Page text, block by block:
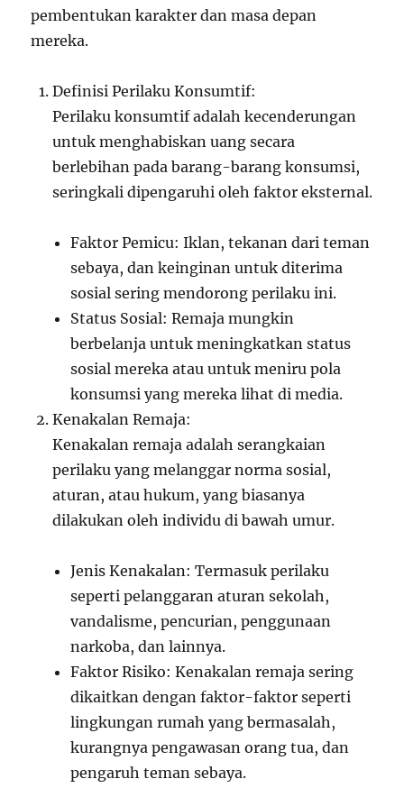
pembentukan karakter dan masa depan
mereka.
Definisi Perilaku Konsumtif:
Perilaku konsumtif adalah kecenderungan
untuk menghabiskan uang secara
berlebihan pada barang-barang konsumsi,
seringkali dipengaruhi oleh faktor eksternal.
Faktor Pemicu: Iklan, tekanan dari teman
sebaya, dan keinginan untuk diterima
sosial sering mendorong perilaku ini.
Status Sosial: Remaja mungkin
berbelanja untuk meningkatkan status
sosial mereka atau untuk meniru pola
konsumsi yang mereka lihat di media.
Kenakalan Remaja:
Kenakalan remaja adalah serangkaian
perilaku yang melanggar norma sosial,
aturan, atau hukum, yang biasanya
dilakukan oleh individu di bawah umur.
Jenis Kenakalan: Termasuk perilaku
seperti pelanggaran aturan sekolah,
vandalisme, pencurian, penggunaan
narkoba, dan lainnya.
Faktor Risiko: Kenakalan remaja sering
dikaitkan dengan faktor-faktor seperti
lingkungan rumah yang bermasalah,
kurangnya pengawasan orang tua, dan
pengaruh teman sebaya.